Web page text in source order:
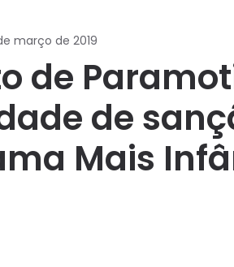
março de 2019
de
de
Mais